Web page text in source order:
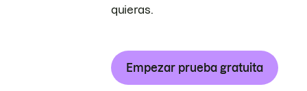
quieras.
Empezar prueba gratuita